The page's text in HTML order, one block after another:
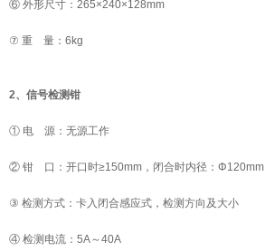
⑥ 外形尺寸：265×240×128mm
⑦ 重 量：6kg
2、信号检测钳
① 电 源：无源工作
② 钳 口：开口时≥150mm，闭合时内径：Φ120mm
③ 检测方式：卡入闭合感应式，检测方向及大小
④ 检测电流：5A～40A